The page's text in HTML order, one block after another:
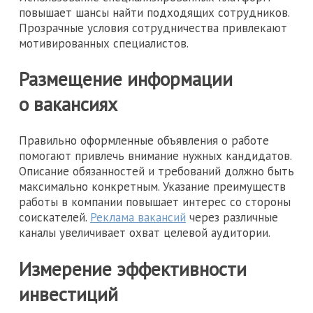
повышает шансы найти подходящих сотрудников.
Прозрачные условия сотрудничества привлекают
мотивированных специалистов.
Размещение информации
о вакансиях
Правильно оформленные объявления о работе
помогают привлечь внимание нужных кандидатов.
Описание обязанностей и требований должно быть
максимально конкретным. Указание преимуществ
работы в компании повышает интерес со стороны
соискателей. Реклама вакансий через различные
каналы увеличивает охват целевой аудитории.
Измерение эффективности
инвестиций